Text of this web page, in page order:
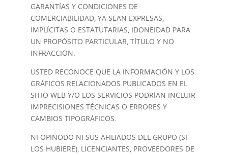
GARANTÍAS Y CONDICIONES DE
COMERCIABILIDAD, YA SEAN EXPRESAS,
IMPLÍCITAS O ESTATUTARIAS, IDONEIDAD PARA
UN PROPÓSITO PARTICULAR, TÍTULO Y NO
INFRACCIÓN.
USTED RECONOCE QUE LA INFORMACIÓN Y LOS
GRÁFICOS RELACIONADOS PUBLICADOS EN EL
SITIO WEB Y/O LOS SERVICIOS PODRÍAN INCLUIR
IMPRECISIONES TÉCNICAS O ERRORES Y
CAMBIOS TIPOGRÁFICOS.
NI OPINODO NI SUS AFILIADOS DEL GRUPO (SI
LOS HUBIERE), LICENCIANTES, PROVEEDORES DE